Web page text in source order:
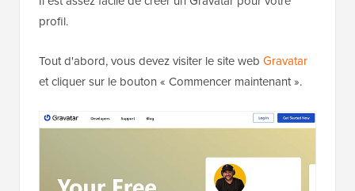
profil.
Tout d'abord, vous devez visiter le site web Gravatar
et cliquer sur le bouton « Commencer maintenant ».